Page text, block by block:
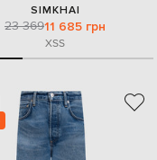
SIMKHAI
23 36911 685 грн
XSS